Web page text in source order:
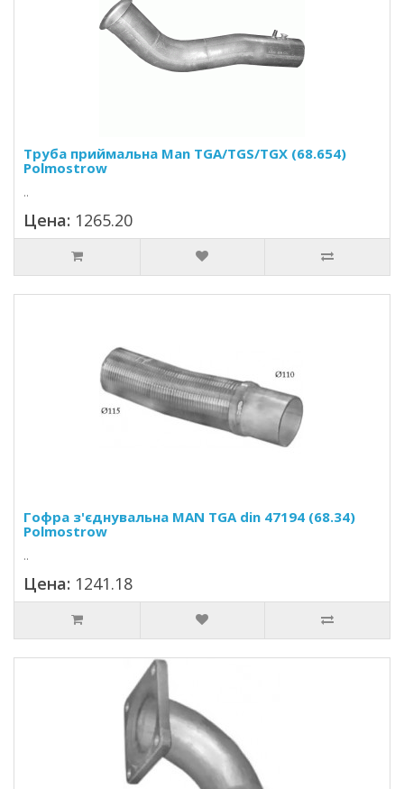
Труба приймальна Man TGA/TGS/TGX (68.654)
Polmostrow
..
Цена: 1265.20
Гофра з'єднувальна MAN TGA din 47194 (68.34)
Polmostrow
..
Цена: 1241.18